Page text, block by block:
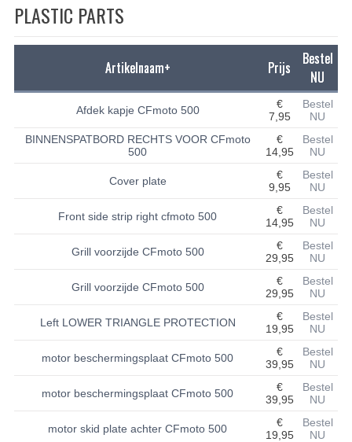
CFMOTO 500-A/2A / GOES 520
LAGERS
VERLICHTING
ONDERDELEN 50CC TOT 125CC
UNIVERSELE QUAD ONDERDELEN
BASHAN ONDERDELEN
PLASTIC PARTS
Artikelnaam+ Prijs
Bestel
NU
Afdek kapje CFmoto 500
€
7,95
Bestel
NU
BINNENSPATBORD RECHTS VOOR CFmoto
500
€
14,95
Bestel
NU
Cover plate
€
9,95
Bestel
NU
Front side strip right cfmoto 500
€
14,95
Bestel
NU
Grill voorzijde CFmoto 500
€
29,95
Bestel
NU
Grill voorzijde CFmoto 500
€
29,95
Bestel
NU
Left LOWER TRIANGLE PROTECTION
€
19,95
Bestel
NU
motor beschermingsplaat CFmoto 500
€
39,95
Bestel
NU
motor beschermingsplaat CFmoto 500
€
39,95
Bestel
NU
motor skid plate achter CFmoto 500
€
19,95
Bestel
NU